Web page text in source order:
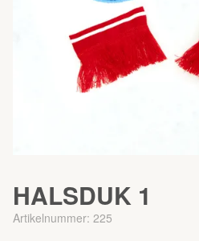
HALSDUK 1
Artikelnummer: 225